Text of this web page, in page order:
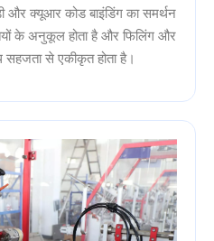
और क्यूआर कोड बाइंडिंग का समर्थन
के अनुकूल होता है और फिलिंग और
सहजता से एकीकृत होता है।